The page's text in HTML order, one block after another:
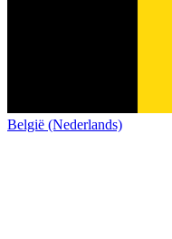
België (Nederlands)